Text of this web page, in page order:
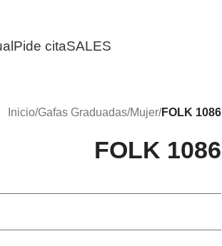
Pide citaSALES
Inicio/Gafas Graduadas/Mujer/FOLK 1086
FOLK 1086